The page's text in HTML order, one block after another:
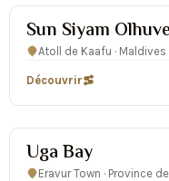
Sun Siyam
Atoll de Kaafu · Maldives
Découvrir
Uga Bay
Eravur Town · Province